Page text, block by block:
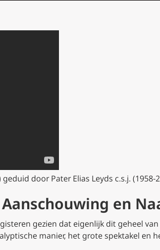
door Pater Elias Leyds c.s.j. (1958-
en
gezien dat eigenlijk dit geheel
manier, het grote spektakel en